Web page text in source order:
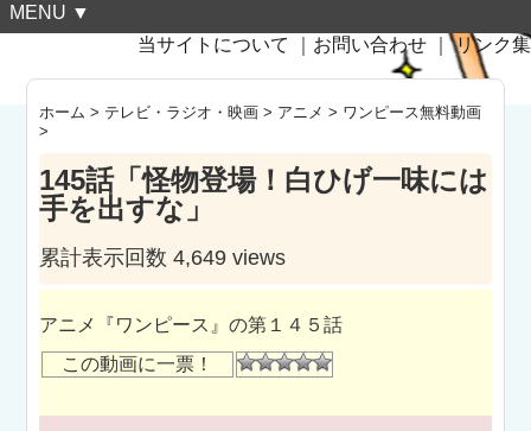
MENU ▼
当サイトについて
お問い合わせ ｜リンク集
ホーム > テレビ・ラジオ・映画 > アニメ > ワンピース無料動画
>
145話「怪物登場！白ひげ一味には
手を出すな」
累計表示回数 4,649 views
アニメ『ワンピース』の第１４５話
この動画に一票！